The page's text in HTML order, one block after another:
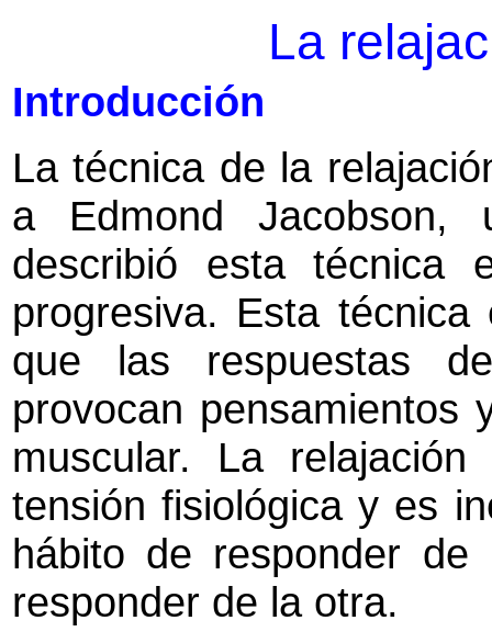
La
Introducción
La técnica de la
a Edmond Jacobson,
describió esta técnica
progresiva. Esta
que las respuestas
provocan pensamientos
muscular. La
tensión fisiológica y es
hábito de responder
responder de la otra.